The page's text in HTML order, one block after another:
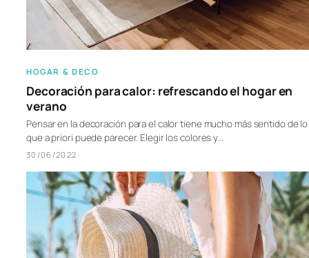
HOGAR & DECO
Decoración para calor: refrescando el hogar en
verano
Pensar en la decoración para el calor tiene mucho más sentido de lo
que a priori puede parecer. Elegir los colores y…
30/06/2022